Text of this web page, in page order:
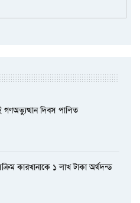
গণঅভ্যুত্থান দিবস পালিত
কারখানাকে ১ লাখ টাকা অর্থদন্ড